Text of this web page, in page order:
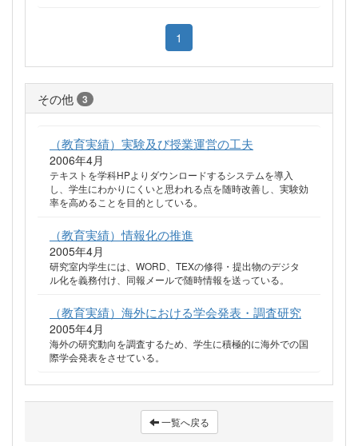
1
その他 3
（教育実績）実験及び授業運営の工夫
2006年4月
テキストを学科HPよりダウンロードするシステムを導入
し、学生にわかりにくいと思われる点を随時改善し、実験効
率を高めることを目的としている。
（教育実績）情報化の推進
2005年4月
研究室内学生には、WORD、TEXの修得・提出物のデジタ
ル化を義務付け、同報メールで随時情報を送っている。
（教育実績）海外における学会発表・調査研究
2005年4月
海外の研究動向を調査するため、学生に積極的に海外での国
際学会発表をさせている。
一覧へ戻る